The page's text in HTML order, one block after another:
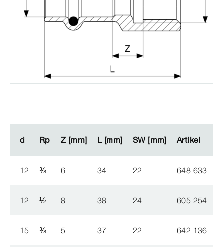
d Rp Z [mm] L [mm] SW [mm] Artikel
d Rp Z [mm] L [mm] SW [mm] Artikel
12 ⅜ 6 34 22 648 633
12 ½ 8 38 24 605 254
15 ⅜ 5 37 22 642 136